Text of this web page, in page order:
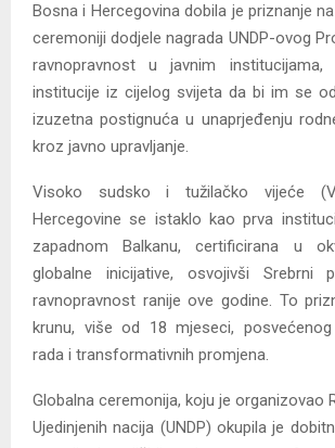
Bosna i Hercegovina dobila je priznanje
ceremoniji dodjele nagrada UNDP-ovog
ravnopravnost u javnim
institucije iz cijelog svijeta da bi im se
izuzetna postignuća u unaprjeđenju
kroz javno upravljanje.
Visoko sudsko i tužilačko vijeće
Hercegovine se istaklo kao prva
zapadnom Balkanu, certificirana u
globalne inicijative, osvojivši Srebrni
ravnopravnost ranije ove godine. To
krunu, više od 18 mjeseci, posvećenog
rada i transformativnih promjena.
Globalna ceremonija, koju je organizovao
Ujedinjenih nacija (UNDP) okupila je